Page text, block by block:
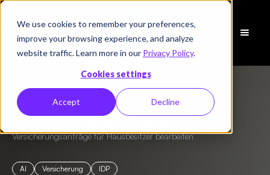
We use cookies to remember your preferences,
improve your browsing experience, and analyze
website traffic. Learn more in our Privacy Policy.
Cookies settings
Accept Decline
Demo
vereinbaren
← Alle Blogs
Versicherungsanträge für Hausbesitzer bearbeiten
AI Versicherung IDP